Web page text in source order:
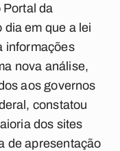
Portal da
em que a lei
informações
nova análise,
aos governos
constatou
dos sites
de apresentação